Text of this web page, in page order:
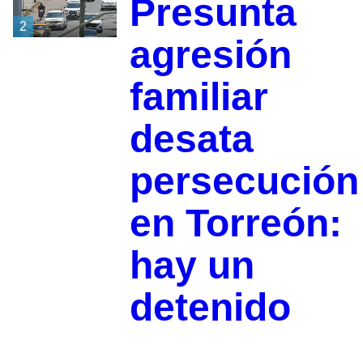
2
Presunta
agresión
familiar
desata
persecución
en Torreón:
hay un
detenido